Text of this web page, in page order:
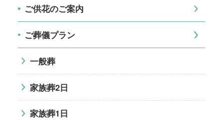
ご供花のご案内
ご葬儀プラン
一般葬
家族葬2日
家族葬1日